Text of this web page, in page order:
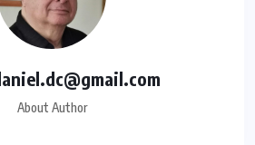
About Author